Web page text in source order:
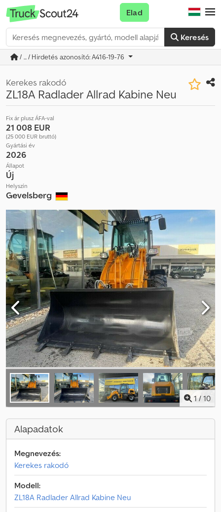
Keresés
Elad
/ ... / Hirdetés azonosító: A416-19-76
Kerekes rakodó
ZL18A Radlader Allrad Kabine Neu
Fix ár plusz ÁFA-val
21 008 EUR
(25 000 EUR bruttó)
Gyártási év
2026
Állapot
Új
Helyszín
Gevelsberg
1 / 10
Alapadatok
Megnevezés:
Kerekes rakodó
Modell:
ZL18A Radlader Allrad Kabine Neu